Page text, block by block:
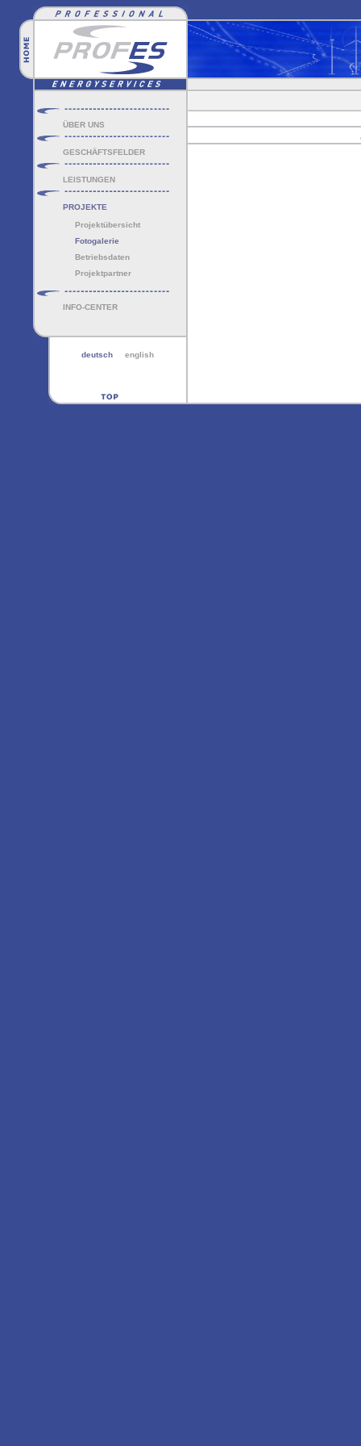
ÜBER UNS
GESCHÄFTSFELDER
LEISTUNGEN
PROJEKTE
Projektübersicht
Fotogalerie
Betriebsdaten
Projektpartner
INFO-CENTER
deutsch english